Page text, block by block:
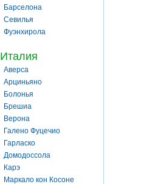
Барселона
Севилья
Фуэнхирола
Италия
Аверса
Арциньяно
Болонья
Брешиа
Верона
Галено Фуцечио
Гарласко
Домодоссола
Карэ
Маркало кон Косоне